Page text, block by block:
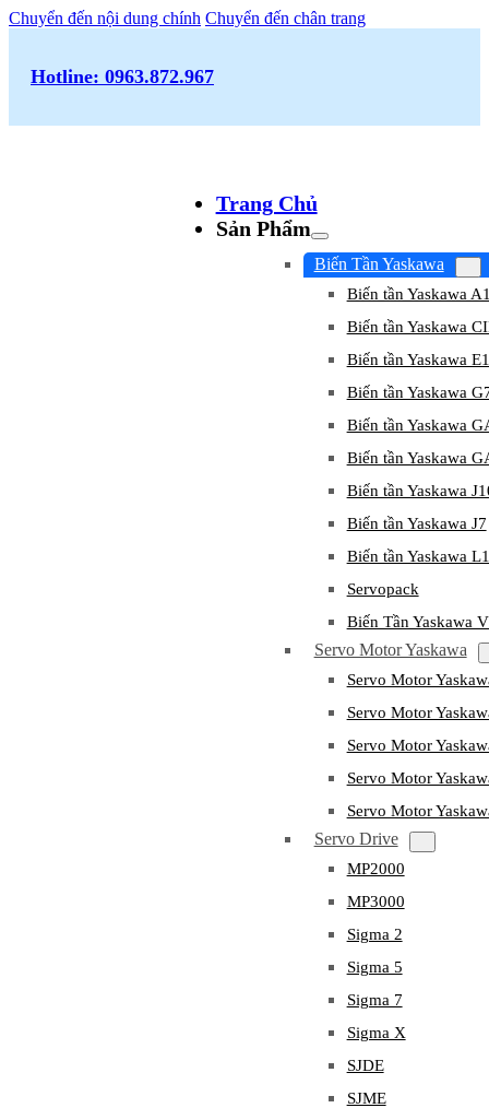
Chuyển đến nội dung chính Chuyển đến chân trang
Hotline: 0963.872.967
Trang Chủ
Sản Phẩm
Biến Tần Yaskawa
Biến tần Yaskawa
Biến tần Yaskawa
Biến tần Yaskawa
Biến tần Yaskawa
Biến tần Yaskawa
Biến tần Yaskawa
Biến tần Yaskawa
Biến tần Yaskawa J7
Biến tần Yaskawa
Servopack
Biến Tần Yaskawa
Servo Motor Yaskawa
Servo Motor
Servo Motor
Servo Motor
Servo Motor
Servo Motor
Servo Drive
MP2000
MP3000
Sigma 2
Sigma 5
Sigma 7
Sigma X
SJDE
SJME